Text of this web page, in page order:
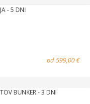
od 599,00 €